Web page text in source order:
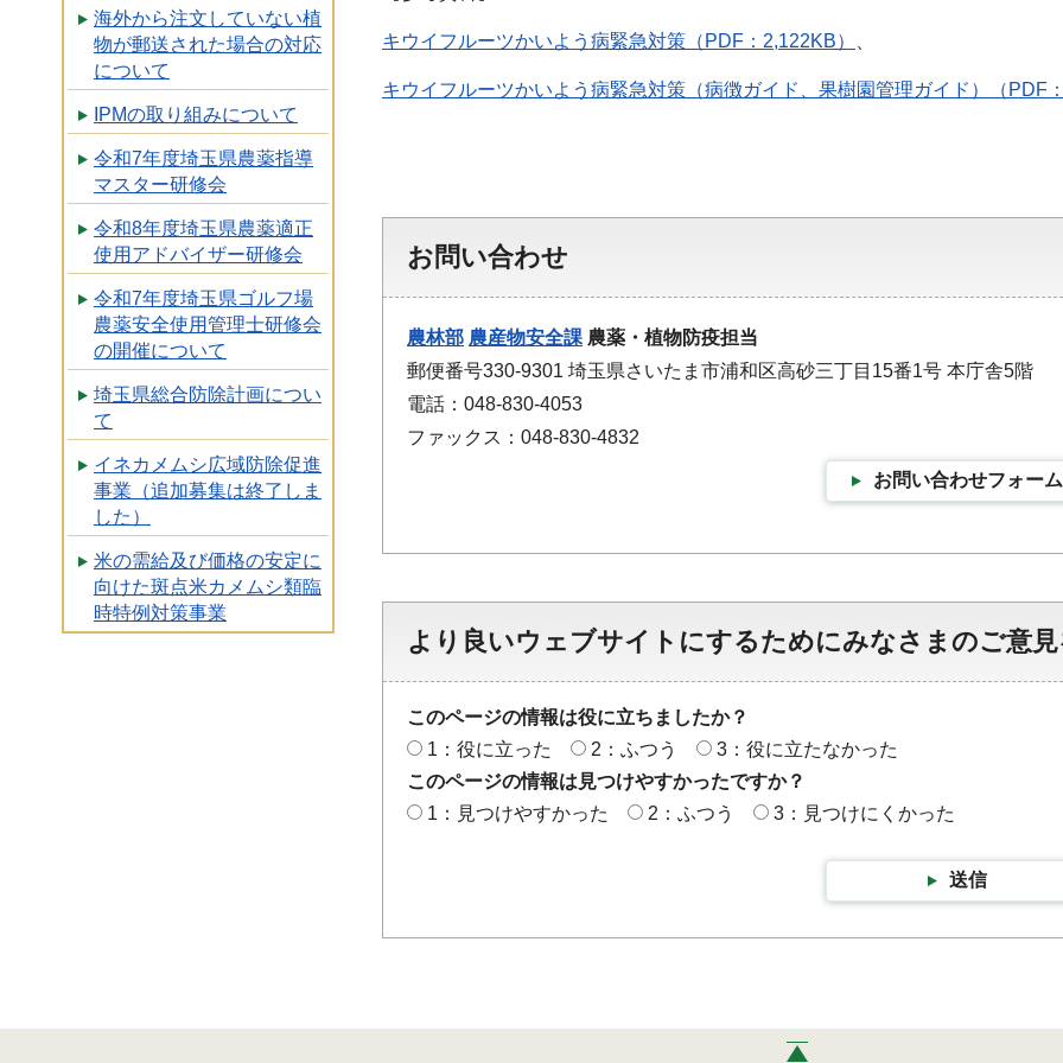
海外から注文していない植
物が郵送された場合の対応
について
IPMの取り組みについて
令和7年度埼玉県農薬指導
マスター研修会
令和8年度埼玉県農薬適正
使用アドバイザー研修会
令和7年度埼玉県ゴルフ場
農薬安全使用管理士研修会
の開催について
埼玉県総合防除計画につい
て
イネカメムシ広域防除促進
事業（追加募集は終了しま
した）
米の需給及び価格の安定に
向けた斑点米カメムシ類臨
時特例対策事業
キウイフルーツかいよう病緊急対策（PDF：2,122KB）
キウイフルーツかいよう病緊急対策（病徴ガイド、果樹園管理ガイド）（PDF
お問い合わせ
農林部 農産物安全課 農薬・植物防疫担当
郵便番号330-9301 埼玉県さいたま市浦和区高砂三丁目15番1号 本庁舎5階
電話：048-830-4053
ファックス：048-830-4832
お問い合わせフォーム
より良いウェブサイトにするためにみなさまのご意
このページの情報は役に立ちましたか？
1：役に立った
2：ふつう
3：役に立たなかった
このページの情報は見つけやすかったですか？
1：見つけやすかった
2：ふつう 3：見つけにくかった
送信